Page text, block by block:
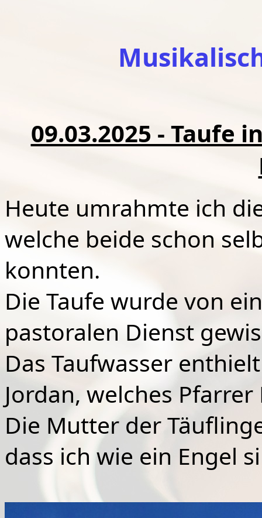
09.03.2025 - Taufe
Heute umrahmte ich
welche beide schon
konnten.
Die Taufe wurde von
pastoralen Dienst
Das Taufwasser
Jordan, welches
Die Mutter der
dass ich wie ein Engel